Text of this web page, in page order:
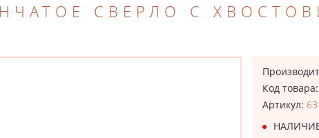
СВЕРЛО С
Код товара:
Артикул: